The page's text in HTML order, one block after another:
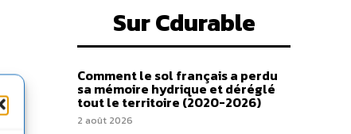
Sur Cdurable
Comment le sol français a perdu
sa mémoire hydrique et déréglé
tout le territoire (2020-2026)
2 août 2026